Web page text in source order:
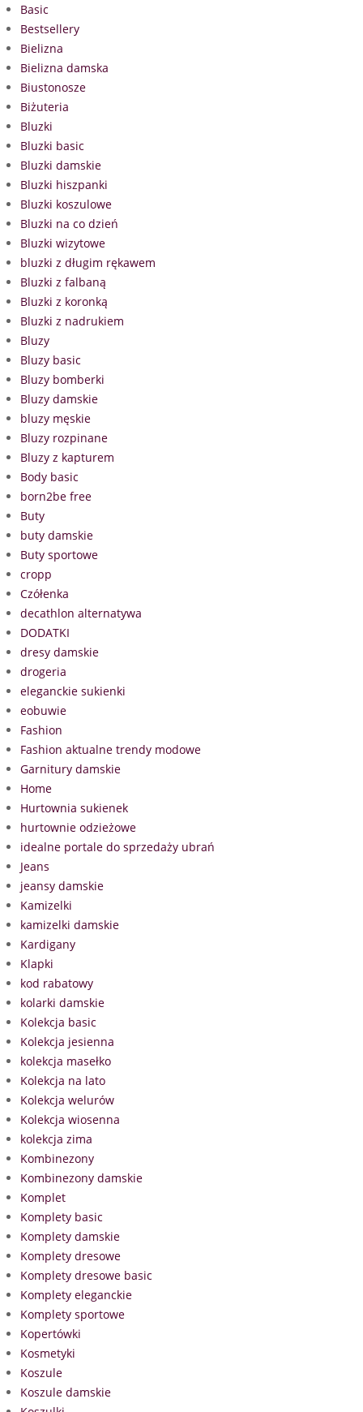
Basic
Bestsellery
Bielizna
Bielizna damska
Biustonosze
Biżuteria
Bluzki
Bluzki basic
Bluzki damskie
Bluzki hiszpanki
Bluzki koszulowe
Bluzki na co dzień
Bluzki wizytowe
bluzki z długim rękawem
Bluzki z falbaną
Bluzki z koronką
Bluzki z nadrukiem
Bluzy
Bluzy basic
Bluzy bomberki
Bluzy damskie
bluzy męskie
Bluzy rozpinane
Bluzy z kapturem
Body basic
born2be free
Buty
buty damskie
Buty sportowe
cropp
Czółenka
decathlon alternatywa
DODATKI
dresy damskie
drogeria
eleganckie sukienki
eobuwie
Fashion
Fashion aktualne trendy modowe
Garnitury damskie
Home
Hurtownia sukienek
hurtownie odzieżowe
idealne portale do sprzedaży ubrań
Jeans
jeansy damskie
Kamizelki
kamizelki damskie
Kardigany
Klapki
kod rabatowy
kolarki damskie
Kolekcja basic
Kolekcja jesienna
kolekcja masełko
Kolekcja na lato
Kolekcja welurów
Kolekcja wiosenna
kolekcja zima
Kombinezony
Kombinezony damskie
Komplet
Komplety basic
Komplety damskie
Komplety dresowe
Komplety dresowe basic
Komplety eleganckie
Komplety sportowe
Kopertówki
Kosmetyki
Koszule
Koszule damskie